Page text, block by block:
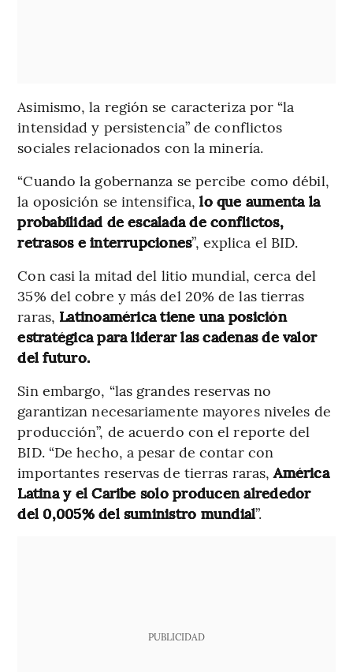
Asimismo, la región se caracteriza por “la
intensidad y persistencia” de conflictos
sociales relacionados con la minería.
“Cuando la gobernanza se percibe como débil,
la oposición se intensifica,lo que aumenta la
probabilidad de escalada de conflictos,
retrasos e interrupciones”, explica el BID.
Con casi la mitad del litio mundial, cerca del
35% del cobre y más del 20% de las tierras
raras, Latinoamérica tiene una posición
estratégica para liderar las cadenas de valor
del futuro.
Sin embargo, “las grandes reservas no
garantizan necesariamente mayores niveles de
producción”, de acuerdo con el reporte del
BID. “De hecho, a pesar de contar con
importantes reservas de tierras raras,América
Latina y el Caribe solo producen alrededor
del 0,005% del suministro mundial”.
PUBLICIDAD